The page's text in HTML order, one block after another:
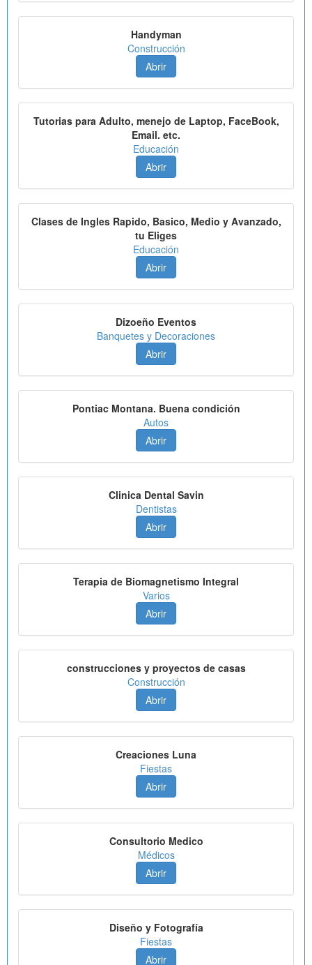
Handyman
Construcción
Abrir
Tutorias para Adulto, menejo de Laptop, FaceBook,
Email. etc.
Educación
Abrir
Clases de Ingles Rapido, Basico, Medio y Avanzado,
tu Eliges
Educación
Abrir
Dizoeño Eventos
Banquetes y Decoraciones
Abrir
Pontiac Montana. Buena condición
Autos
Abrir
Clinica Dental Savin
Dentistas
Abrir
Terapia de Biomagnetismo Integral
Varios
Abrir
construcciones y proyectos de casas
Construcción
Abrir
Creaciones Luna
Fiestas
Abrir
Consultorio Medico
Médicos
Abrir
Diseño y Fotografía
Fiestas
Abrir